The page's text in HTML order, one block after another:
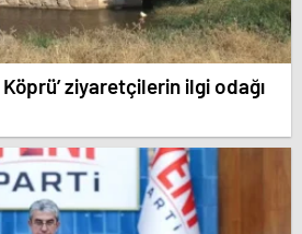
Köprü’ ziyaretçilerin ilgi odağı